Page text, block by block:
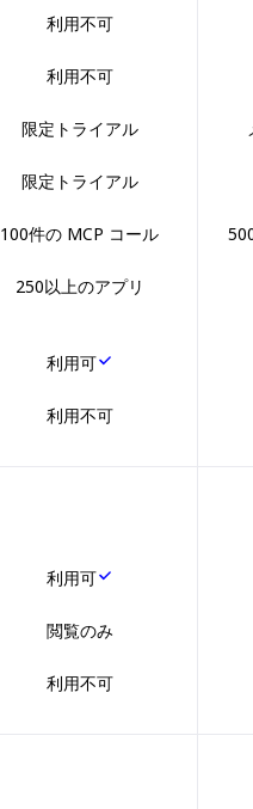
利用不可
利用不可
限定トライアル
限定トライアル
100件の MCP コール
250以上のアプリ
利用可
利用不可
利用可
閲覧のみ
利用不可